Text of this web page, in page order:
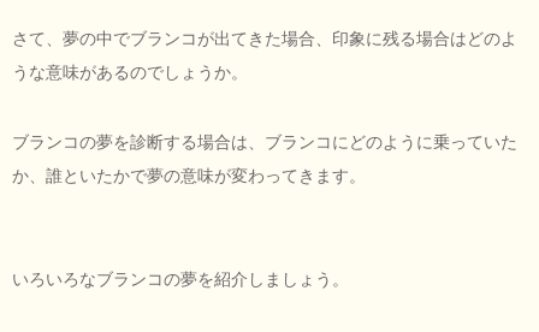
さて、夢の中でブランコが出てきた場合、印象に残る場合はどのよ
うな意味があるのでしょうか。
ブランコの夢を診断する場合は、ブランコにどのように乗っていた
か、誰といたかで夢の意味が変わってきます。
いろいろなブランコの夢を紹介しましょう。